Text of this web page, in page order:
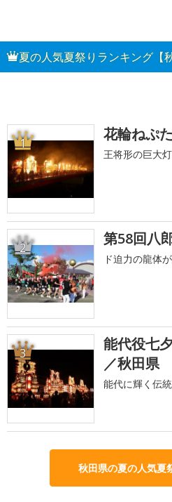
夏の人気夏祭りランキング【
1 花輪ねぷ
王将形の巨大
2 第58回八
ド迫力の龍体
3
能代役七
／秋田県
能代に輝く伝
秋田県の夏の人気夏